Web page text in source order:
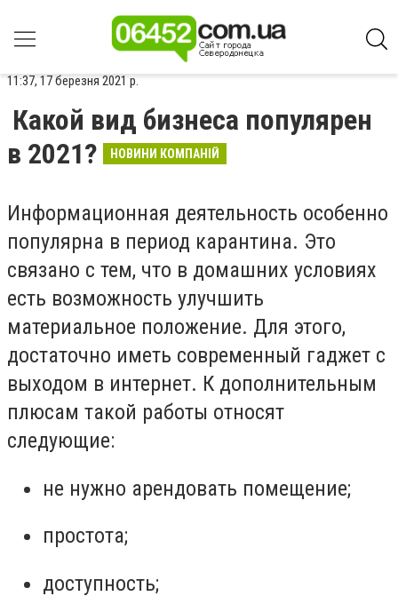
11:37, 17 березня 2021 р.
Какой вид бизнеса популярен
в 2021?
НОВИНИ КОМПАНІЙ
Информационная деятельность особенно
популярна в период карантина. Это
связано с тем, что в домашних условиях
есть возможность улучшить
материальное положение. Для этого,
достаточно иметь современный гаджет с
выходом в интернет. К дополнительным
плюсам такой работы относят
следующие:
не нужно арендовать помещение;
простота;
доступность;